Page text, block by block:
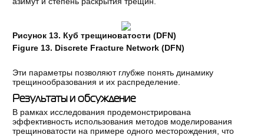
Рисунок 13. Куб трещиноватости (DFN)
Figure 13. Discrete Fracture Network (DFN)
Эти параметры позволяют глубже понять динамику
трещинообразования и их распределение.
Результаты и обсуждение
В рамках исследования продемонстрирована
эффективность использования методов моделирования
трещиноватости на примере одного месторождения, что